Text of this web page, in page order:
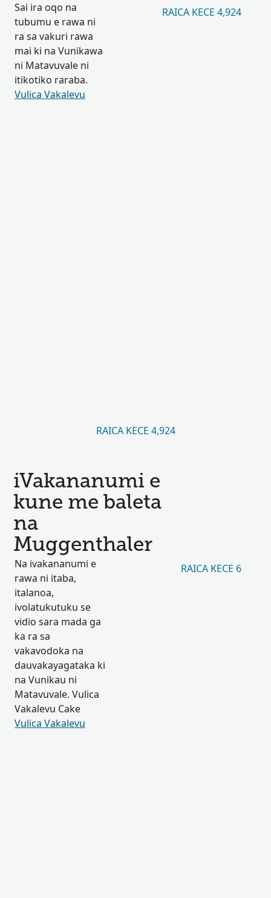
Sai ira oqo na
tubumu e rawa ni
ra sa vakuri rawa
mai ki na Vunikawa
ni Matavuvale ni
itikotiko raraba.
Vulica Vakalevu
RAICA KECE 4,924
RAICA KECE 4,924
iVakananumi e
kune me baleta
na
Muggenthaler
Na ivakananumi e
rawa ni itaba,
italanoa,
ivolatukutuku se
vidio sara mada ga
ka ra sa
vakavodoka na
dauvakayagataka ki
na Vunikau ni
Matavuvale. Vulica
Vakalevu Cake
Vulica Vakalevu
RAICA KECE 6